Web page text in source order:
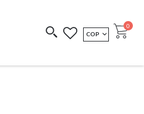
REDIMIR CÓDIGO
MONEDA
COP Cart
0